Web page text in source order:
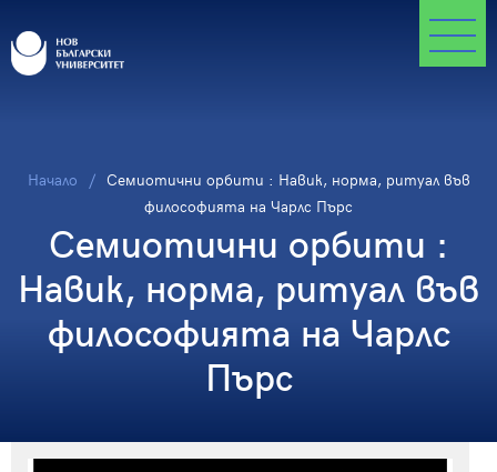
Начало
Семиотични орбити : Навик, норма, ритуал във
философията на Чарлс Пърс
Семиотични орбити :
Навик, норма, ритуал във
философията на Чарлс
Пърс